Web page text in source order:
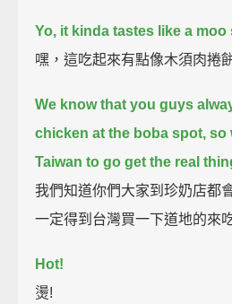
Yo, it kinda tastes like a
嘿，這吃起來有點像木須肉捲
We know that you guys
chicken at the boba spot, so
Taiwan to go get the real
我們知道你們大家到珍奶店都
一定得到台灣買一下道地的來
Hot!
燙!